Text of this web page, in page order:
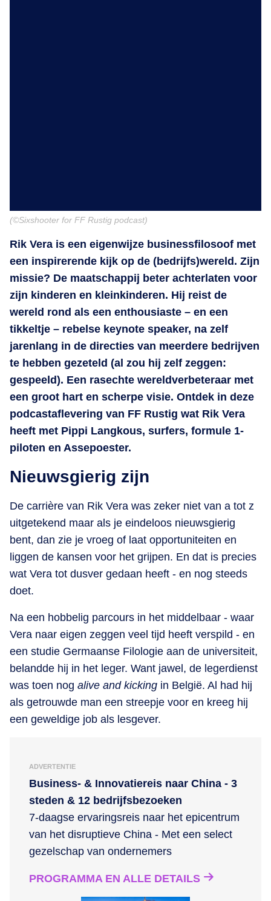
(©Sixshooter for FF Rustig podcast)
Rik Vera is een eigenwijze businessfilosoof met
een inspirerende kijk op de (bedrijfs)wereld. Zijn
missie? De maatschappij beter achterlaten voor
zijn kinderen en kleinkinderen. Hij reist de
wereld rond als een enthousiaste – en een
tikkeltje – rebelse keynote speaker, na zelf
jarenlang in de directies van meerdere bedrijven
te hebben gezeteld (al zou hij zelf zeggen:
gespeeld). Een rasechte wereldverbeteraar met
een groot hart en scherpe visie. Ontdek in deze
podcastaflevering van FF Rustig wat Rik Vera
heeft met Pippi Langkous, surfers, formule 1-
piloten en Assepoester.
Nieuwsgierig zijn
De carrière van Rik Vera was zeker niet van a tot z
uitgetekend maar als je eindeloos nieuwsgierig
bent, dan zie je vroeg of laat opportuniteiten en
liggen de kansen voor het grijpen. En dat is precies
wat Vera tot dusver gedaan heeft - en nog steeds
doet.
Na een hobbelig parcours in het middelbaar - waar
Vera naar eigen zeggen veel tijd heeft verspild - en
een studie Germaanse Filologie aan de universiteit,
belandde hij in het leger. Want jawel, de legerdienst
was toen nog alive and kicking in België. Al had hij
als getrouwde man een streepje voor en kreeg hij
een geweldige job als lesgever.
ADVERTENTIE
Business- & Innovatiereis naar China - 3
steden & 12 bedrijfsbezoeken
7-daagse ervaringsreis naar het epicentrum
van het disruptieve China - Met een select
gezelschap van ondernemers
PROGRAMMA EN ALLE DETAILS